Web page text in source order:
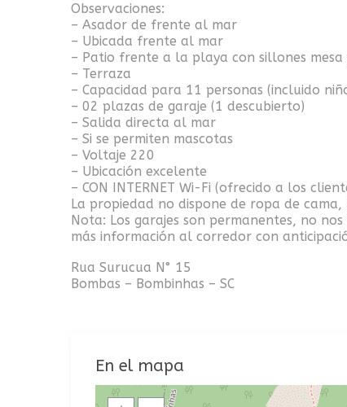
Observaciones:
– Asador de frente al mar
– Ubicada frente al mar
– Patio frente a la playa con sillones mesa
– Terraza
– Capacidad para 11 personas (incluido
– 02 plazas de garaje (1 descubierto)
– Salida directa al mar
– Si se permiten mascotas
– Voltaje 220
– Ubicación excelente
– CON INTERNET Wi-Fi (ofrecido a los
La propiedad no dispone de ropa de
Nota: Los garajes son permanentes, no
más información al corredor con
Rua Surucua N° 15
Bombas – Bombinhas – SC
En el mapa